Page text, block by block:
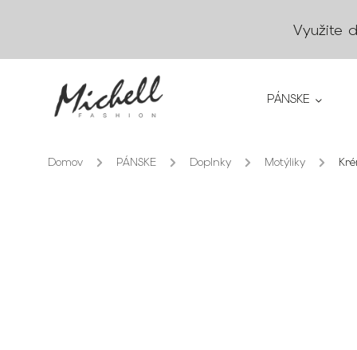
Využite
PÁNSKE
Domov / PÁNSKE / Doplnky / Motýliky /